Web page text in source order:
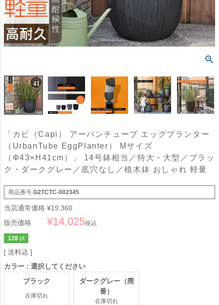
「カピ（Capi） アーバンチューブ エッグプランター
（UrbanTube EggPlanter） Mサイズ
（Φ43×H41cm）」 14号鉢相当／特大・大型／ブラッ
ク・ダークグレー／底穴なし／植木鉢 おしゃれ 軽量
商品番号 G2TCTC-002345
当店通常価格 ¥19,360
販売価格
¥14,025税込
128 pt
送料込
カラー
選択してください
ブラック
在庫切れ
ダークグレー（廃
番）
在庫切れ